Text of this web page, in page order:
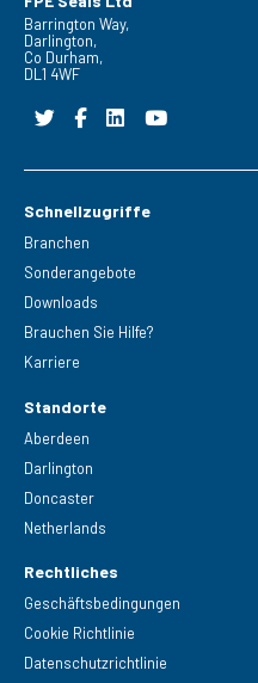
Barrington Way,
Darlington,
Co Durham,
DL1 4WF
Schnellzugriffe
Branchen
Sonderangebote
Downloads
Brauchen Sie Hilfe?
Karriere
Standorte
Aberdeen
Darlington
Doncaster
Netherlands
Rechtliches
Geschäftsbedingungen
Cookie Richtlinie
Datenschutzrichtlinie